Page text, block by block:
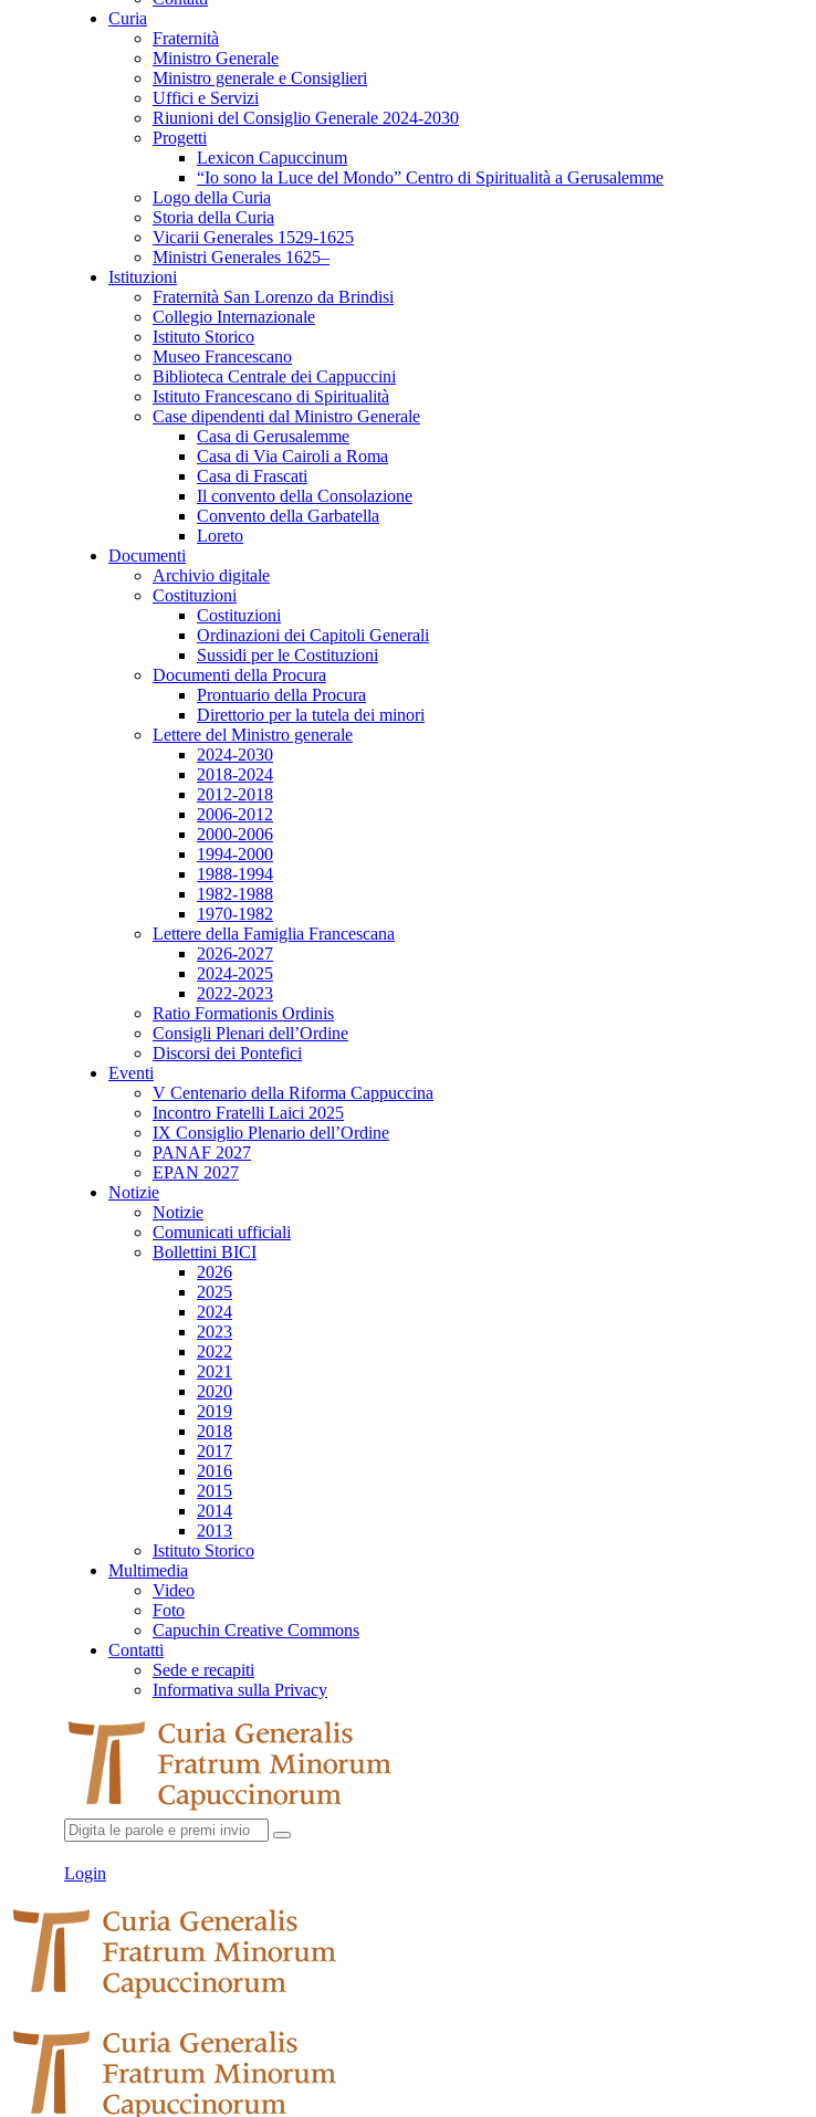
Curia
Fraternità
Ministro Generale
Ministro generale e Consiglieri
Uffici e Servizi
Riunioni del Consiglio Generale 2024-2030
Progetti
Lexicon Capuccinum
“Io sono la Luce del Mondo” Centro di Spiritualità a Gerusalemme
Logo della Curia
Storia della Curia
Vicarii Generales 1529-1625
Ministri Generales 1625–
Istituzioni
Fraternità San Lorenzo da Brindisi
Collegio Internazionale
Istituto Storico
Museo Francescano
Biblioteca Centrale dei Cappuccini
Istituto Francescano di Spiritualità
Case dipendenti dal Ministro Generale
Casa di Gerusalemme
Casa di Via Cairoli a Roma
Casa di Frascati
Il convento della Consolazione
Convento della Garbatella
Loreto
Documenti
Archivio digitale
Costituzioni
Costituzioni
Ordinazioni dei Capitoli Generali
Sussidi per le Costituzioni
Documenti della Procura
Prontuario della Procura
Direttorio per la tutela dei minori
Lettere del Ministro generale
2024-2030
2018-2024
2012-2018
2006-2012
2000-2006
1994-2000
1988-1994
1982-1988
1970-1982
Lettere della Famiglia Francescana
2026-2027
2024-2025
2022-2023
Ratio Formationis Ordinis
Consigli Plenari dell’Ordine
Discorsi dei Pontefici
Eventi
V Centenario della Riforma Cappuccina
Incontro Fratelli Laici 2025
IX Consiglio Plenario dell’Ordine
PANAF 2027
EPAN 2027
Notizie
Notizie
Comunicati ufficiali
Bollettini BICI
2026
2025
2024
2023
2022
2021
2020
2019
2018
2017
2016
2015
2014
2013
Istituto Storico
Multimedia
Video
Foto
Capuchin Creative Commons
Contatti
Sede e recapiti
Informativa sulla Privacy
Login